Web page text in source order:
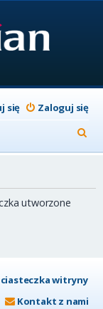
Zaloguj się
się
z
utworzone
ciasteczka witryny
Kontakt z nami